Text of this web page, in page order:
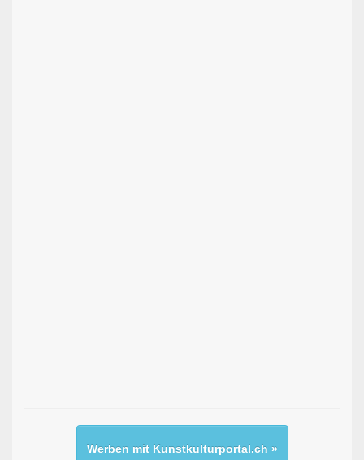
Werben mit Kunstkulturportal.ch »